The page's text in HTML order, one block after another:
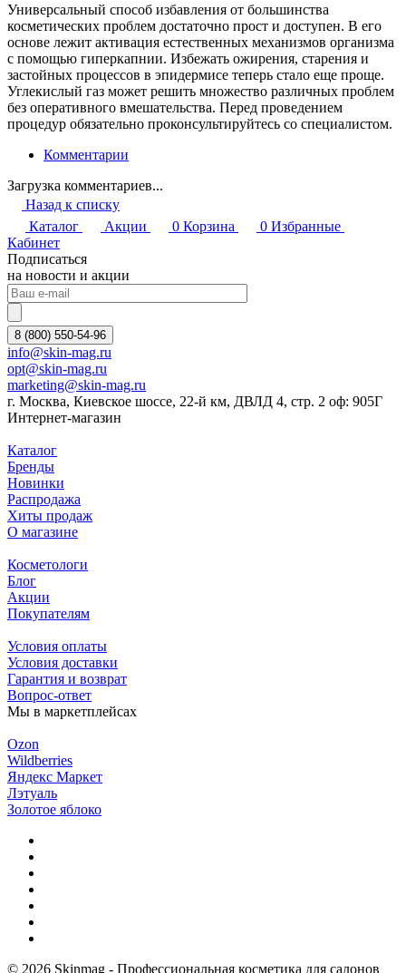
Универсальный способ избавления от большинства
косметических проблем достаточно прост и доступен. В его
основе лежит активация естественных механизмов организма
с помощью гиперкапнии. Избежать ожирения, старения и
застойных процессов в эпидермисе теперь стало еще проще.
Углекислый газ может решить множество различных проблем
без оперативного вмешательства. Перед проведением
процедур обязательно проконсультируйтесь со специалистом.
Комментарии
Загрузка комментариев...
Назад к списку
Каталог
Акции 0 Корзина 0 Избранные
Кабинет
Подписаться
на новости и акции
8 (800) 550-54-96
info@skin-mag.ru
opt@skin-mag.ru
marketing@skin-mag.ru
г. Москва, Киевское шоссе, 22-й км, ДВЛД 4, стр. 2 оф: 905Г
Интернет-магазин
Каталог
Бренды
Новинки
Распродажа
Хиты продаж
О магазине
Косметологи
Блог
Акции
Покупателям
Условия оплаты
Условия доставки
Гарантия и возврат
Вопрос-ответ
Мы в маркетплейсах
Ozon
Wildberries
Яндекс Маркет
Лэтуаль
Золотое яблоко
© 2026 Skinmag - Профессиональная косметика для салонов